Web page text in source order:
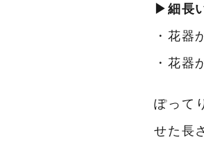
▶細長
・花器
・花器
ぽって
せた長